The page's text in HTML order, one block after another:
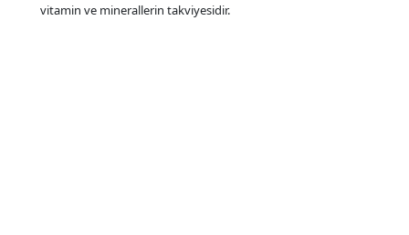
vitamin ve minerallerin takviyesidir.